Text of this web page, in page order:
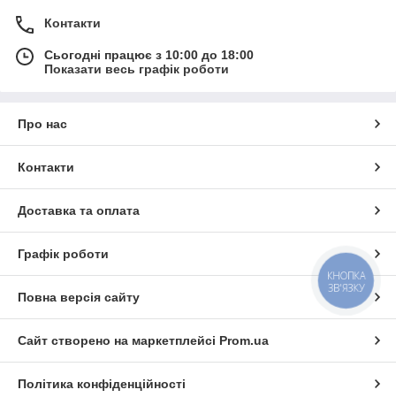
Контакти
Сьогодні працює з 10:00 до 18:00
Показати весь графік роботи
Про нас
Контакти
Доставка та оплата
Графік роботи
Повна версія сайту
Сайт створено на маркетплейсі Prom.ua
Політика конфіденційності
КНОПКА
ЗВ'ЯЗКУ